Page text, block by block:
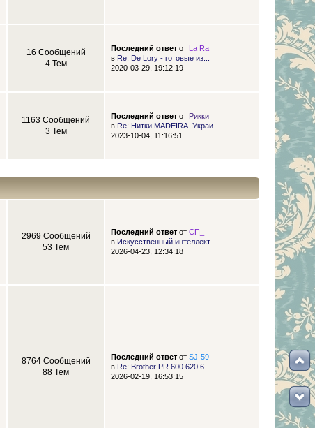
16 Сообщений
4 Тем
Последний ответот
La Ra
в Re: De Lory - готовые из...
2020-03-29, 19:12:19
1163 Сообщений
3 Тем
Последний ответот Рикки
в Re: Нитки MADEIRA. Украи...
2023-10-04, 11:16:51
2969 Сообщений
53 Тем
Последний ответот СП_
в Искусственный интеллект ...
2026-04-23, 12:34:18
8764 Сообщений
88 Тем
Последний ответот SJ-59
в Re: Brother PR 600 620 6...
2026-02-19, 16:53:15